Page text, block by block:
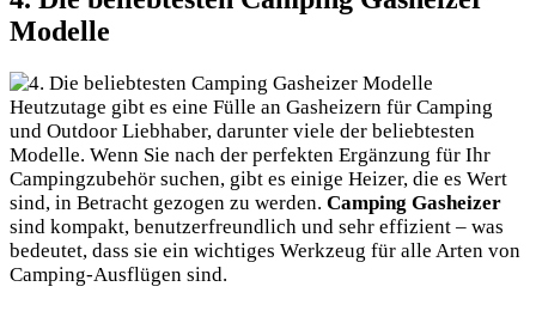
Modelle
Heutzutage gibt es eine Fülle an Gasheizern für Camping
und Outdoor Liebhaber, darunter viele der beliebtesten
Modelle. Wenn Sie nach der perfekten Ergänzung für Ihr
Campingzubehör suchen, gibt es einige Heizer, die es Wert
sind, in Betracht gezogen zu werden. Camping Gasheizer
sind kompakt, benutzerfreundlich und sehr effizient – was
bedeutet, dass sie ein wichtiges Werkzeug für alle Arten von
Camping-Ausflügen sind.